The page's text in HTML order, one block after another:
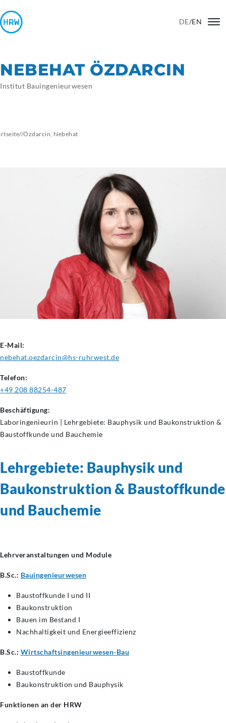
DE/EN
NEBEHAT ÖZDARCIN
Institut Bauingenieurwesen
//Özdarcin, Nebehat
E-Mail:
nebehat.oezdarcin@hs-ruhrwest.de
Telefon:
+49 208 88254-487
Beschäftigung:
Laboringenieurin | Lehrgebiete: Bauphysik und Baukonstruktion &
Baustoffkunde und Bauchemie
Lehrgebiete: Bauphysik und
Baukonstruktion & Baustoffkunde
und Bauchemie
Lehrveranstaltungen und Module
B.Sc.: Bauingenieurwesen
Baustoffkunde I und II
Baukonstruktion
Bauen im Bestand I
Nachhaltigkeit und Energieeffizienz
B.Sc.: Wirtschaftsingenieurwesen-Bau
Baustoffkunde
Baukonstruktion und Bauphysik
Funktionen an der HRW